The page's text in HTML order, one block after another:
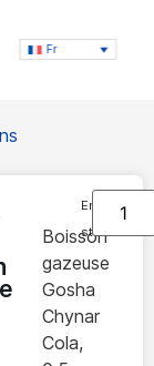
Fr
Boisson
gazeuse
Gosha
Chynar
Cola,
En
stock